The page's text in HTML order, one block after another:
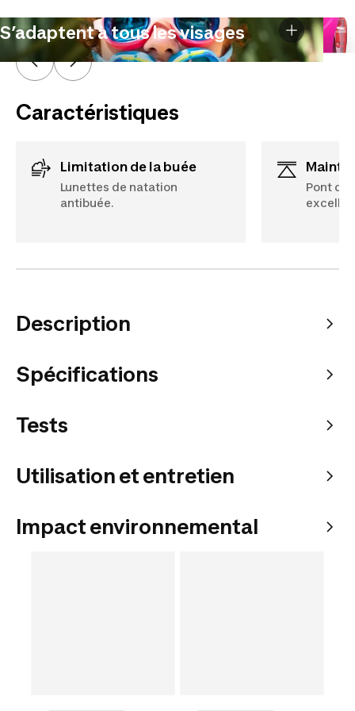
S’adaptent à tous les visages
Caractéristiques
Limitation de la buée
Lunettes de natation
antibuée.
Pont de
Description
Spécifications
Tests
Utilisation et entretien
Impact environnemental